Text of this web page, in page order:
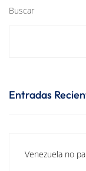
Buscar
Entradas
Venezuela no